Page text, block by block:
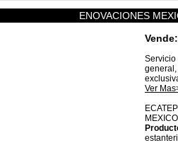
ENOVACIONES
Vende:
Servicio
Ver
MEXICO